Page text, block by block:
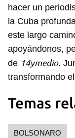
hacer un
la Cuba
este largo
apoyándonos,
de 14ymedio.
transformando
Temas
BOLSONARO